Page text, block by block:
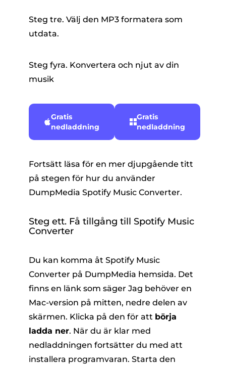
Steg tre. Välj den MP3 formatera som
utdata.
Steg fyra. Konvertera och njut av din
musik
Gratis
nedladdning
Gratis
nedladdning
Fortsätt läsa för en mer djupgående titt
på stegen för hur du använder
DumpMedia Spotify Music Converter.
Steg ett. Få tillgång till Spotify Music
Converter
Du kan komma åt Spotify Music
Converter på DumpMedia hemsida. Det
finns en länk som säger Jag behöver en
Mac-version på mitten, nedre delen av
skärmen. Klicka på den för att börja
ladda ner. När du är klar med
nedladdningen fortsätter du med att
installera programvaran. Starta den